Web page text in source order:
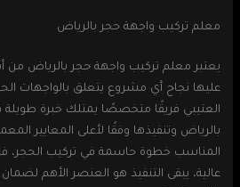
معلم تركيب واجهة حجر بالرياض
يعتبر معلم تركيب واجهة حجر بالرياض من
عليها نجاح أي مشروع يتعلق بالواجهات
العتيبي فريقًا متخصصًا يمتلك خبرة
بالرياض وتنفيذها وفقًا لأعلى المعايير
المناسب خطوة حاسمة في تركيب الحجر،
عالية، يبقى التنفيذ هو العنصر الأهم لضمان